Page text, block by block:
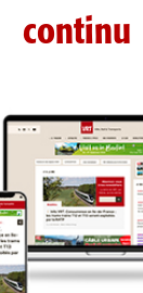
continu